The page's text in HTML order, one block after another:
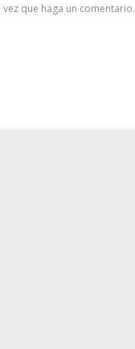
que haga un comentario.